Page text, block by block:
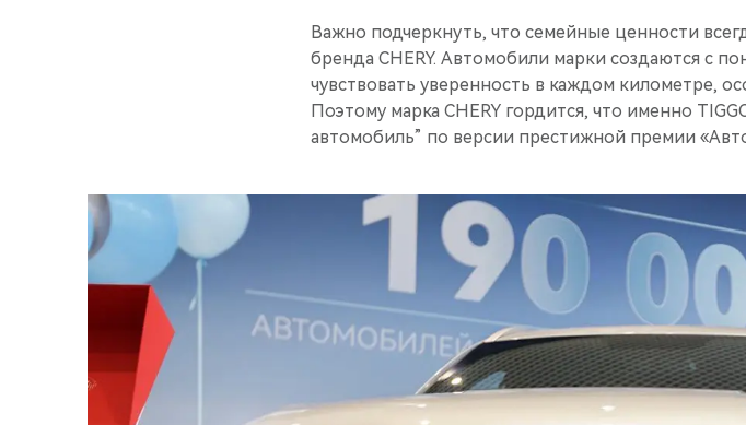
Важно подчеркнуть, что семейные ценности
бренда CHERY. Автомобили марки создаются с
чувствовать уверенность в каждом километре,
Поэтому марка CHERY гордится, что именно
автомобиль” по версии престижной премии